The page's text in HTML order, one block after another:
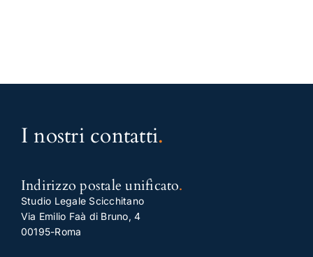
I nostri contatti.
Indirizzo postale unificato.
Studio Legale Scicchitano
Via Emilio Faà di Bruno, 4
00195-Roma